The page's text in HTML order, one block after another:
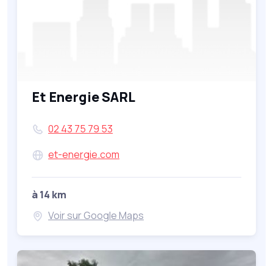
Et Energie SARL
02 43 75 79 53
et-energie.com
à 14 km
Voir sur Google Maps